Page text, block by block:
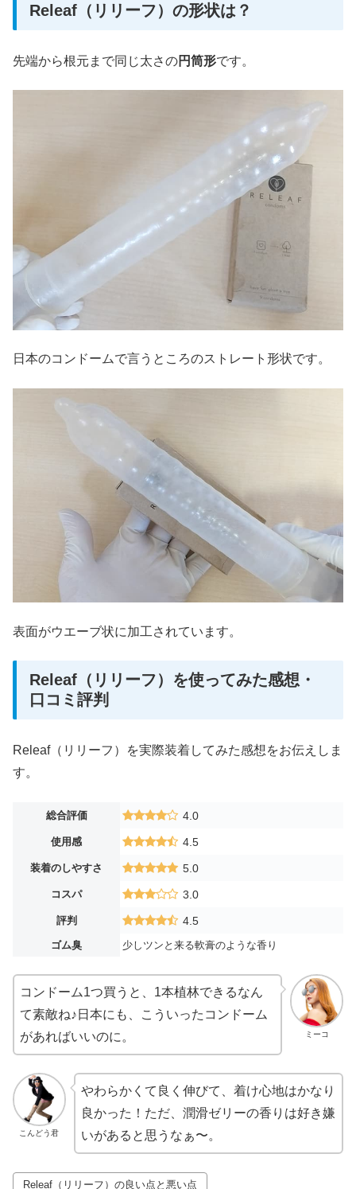
Releaf（リリーフ）の形状は？
先端から根元まで同じ太さの円筒形です。
日本のコンドームで言うところのストレート形状です。
表面がウエーブ状に加工されています。
Releaf（リリーフ）を使ってみた感想・
口コミ評判
Releaf（リリーフ）を実際装着してみた感想をお伝えしま
す。
総合評価 4.0
使用感 4.5
装着のしやすさ 5.0
コスパ 3.0
評判 4.5
ゴム臭 少しツンと来る軟膏のような香り
ミーコ
コンドーム1つ買うと、1本植林できるなん
て素敵ね♪日本にも、こういったコンドーム
があればいいのに。
こんどう君
やわらかくて良く伸びて、着け心地はかなり
良かった！ただ、潤滑ゼリーの香りは好き嫌
いがあると思うなぁ〜。
Releaf（リリーフ）の良い点と悪い点